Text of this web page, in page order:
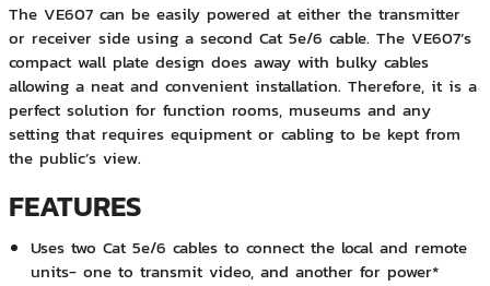
The VE607 can be easily powered at either the transmitter
or receiver side using a second Cat 5e/6 cable. The VE607’s
compact wall plate design does away with bulky cables
allowing a neat and convenient installation. Therefore, it is a
perfect solution for function rooms, museums and any
setting that requires equipment or cabling to be kept from
the public’s view.
FEATURES
Uses two Cat 5e/6 cables to connect the local and remote
units- one to transmit video, and another for power*